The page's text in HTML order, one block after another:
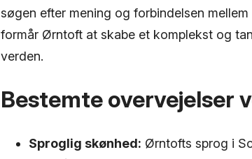
søgen efter mening og forbindelsen
formår Ørntoft at skabe et komplekst og
verden.
Bestemte overvejelser
Sproglig skønhed: Ørntofts sprog i